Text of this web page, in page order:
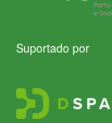
Suportado por